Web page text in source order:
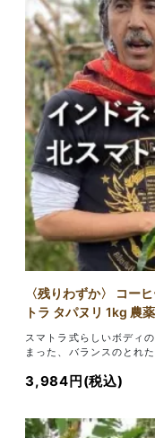
〈残りわずか〉 コー
トラ タパヌリ 1kg 農
スマトラ式らしいボディ
まった、バランスのとれ
3,984円(税込)